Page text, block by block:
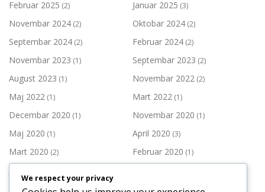
Februar 2025 (2) Januar 2025 (3)
Novembar 2024 (2) Oktobar 2024 (2)
Septembar 2024 (2) Februar 2024 (2)
Novembar 2023 (1) Septembar 2023 (2)
August 2023 (1) Novembar 2022 (2)
Maj 2022 (1) Mart 2022 (1)
Decembar 2020 (1) Novembar 2020 (1)
Maj 2020 (1) April 2020 (3)
Mart 2020 (2) Februar 2020 (1)
Novembar 2019(2) Oktobar 2019(1)
We respect your privacy